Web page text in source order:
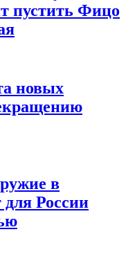
пустить Фицо
новых
в
России